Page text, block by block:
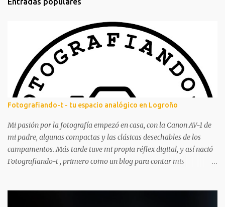
e
o
s
Fotografiando-t - tu espacio analógico en Logroño
Mi pasión por la fotografía empezó en casa, con la Canon AV-1 de
mi padre, algunas compactas y las clásicas desechables de los
campamentos. Más tarde tuve mi propia réflex digital, y así nació
Fotografiando-t , primero como un blog para contar mis